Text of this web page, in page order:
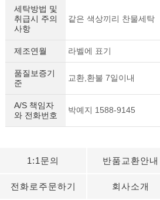
세탁방법 및
취급시 주의
사항
같은 색상끼리 찬물세탁
제조연월 라벨에 표기
품질보증기
준
교환,환불 7일이내
A/S 책임자
와 전화번호
박예지 1588-9145
1:1문의 반품교환안내
전화로주문하기 회사소개